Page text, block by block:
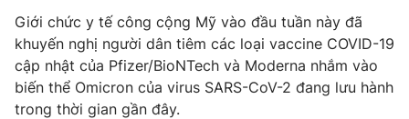
Tư vấn
Chuyên mục khác
Emagazine
Giới chức y tế công cộng Mỹ vào đầu tuần này đã
khuyến nghị người dân tiêm các loại vaccine COVID-19
cập nhật của Pfizer/BioNTech và Moderna nhắm vào
biến thể Omicron của virus SARS-CoV-2 đang lưu hành
trong thời gian gần đây.